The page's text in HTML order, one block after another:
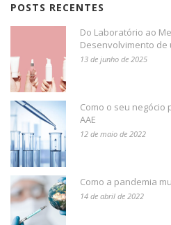
POSTS RECENTES
Do Laboratório ao
Desenvolvimento de
13 de junho de 2025
Como o seu negócio
AAE
12 de maio de 2022
Como a pandemia
14 de abril de 2022